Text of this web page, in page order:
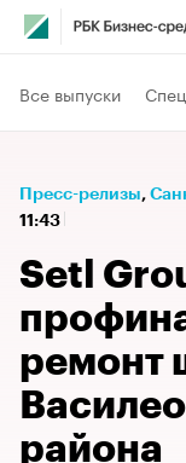
Все выпуски
Пресс-релизы⁠,
11:43
Setl
ремонт
района